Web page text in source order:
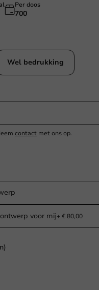
Per doos
700
Wel bedrukking
contact met ons op.
voor mij+ € 80,00